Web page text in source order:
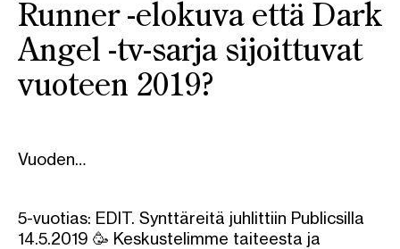
Runner-elokuva että Dark
Angel -tv-sarja sijoittuvat
vuoteen 2019?
Vuoden…
5-vuotias: EDIT. Synttäreitä juhlittiin Publicsilla
14.5.2019 🥳 Keskustelimme taiteesta ja